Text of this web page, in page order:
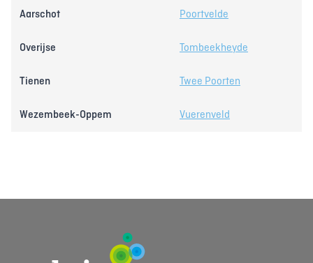
Aarschot Poortvelde
Overijse Tombeekheyde
Tienen Twee Poorten
Wezembeek-Oppem Vuerenveld